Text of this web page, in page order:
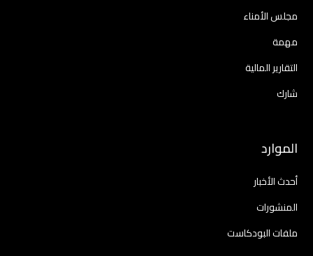
مجلس الأمناء
مهمة
التقارير المالية
شارك
الموارد
أحدث الأخبار
المنشورات
ملفات البودكاست